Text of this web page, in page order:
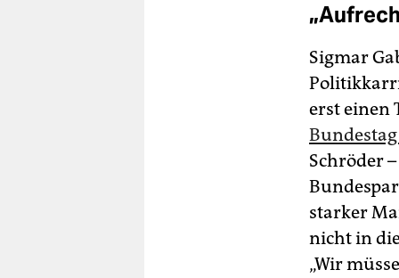
Sigmar
erst einen
Schröder
starker
nicht in
„Wir